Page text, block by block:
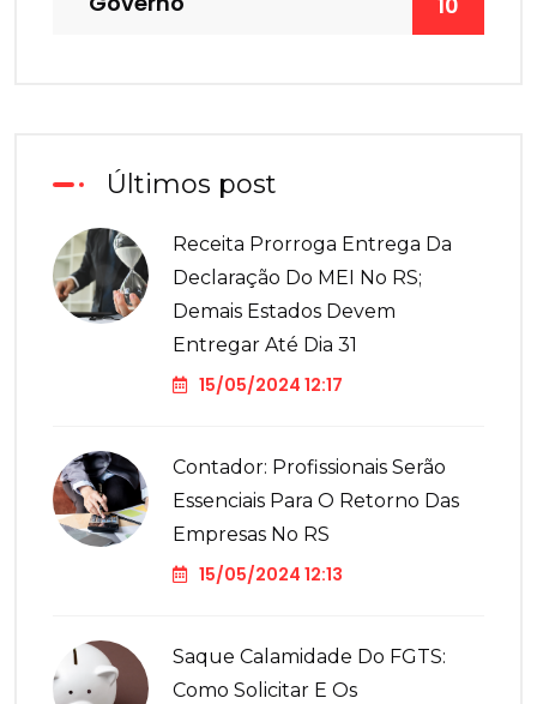
Últimos post
Receita Prorroga Entrega Da
Declaração Do MEI No RS;
Demais Estados Devem
Entregar Até Dia 31
15/05/2024 12:17
Contador: Profissionais Serão
Essenciais Para O Retorno Das
Empresas No RS
15/05/2024 12:13
Saque Calamidade Do FGTS:
Como Solicitar E Os